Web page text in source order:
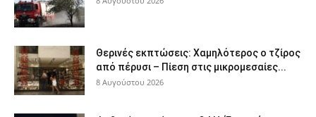
Θερινές εκπτώσεις: Χαμηλότερος ο τζίρος
από πέρυσι – Πίεση στις μικρομεσαίες...
8 Αυγούστου 2026